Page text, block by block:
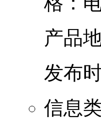
产品
发布
信息